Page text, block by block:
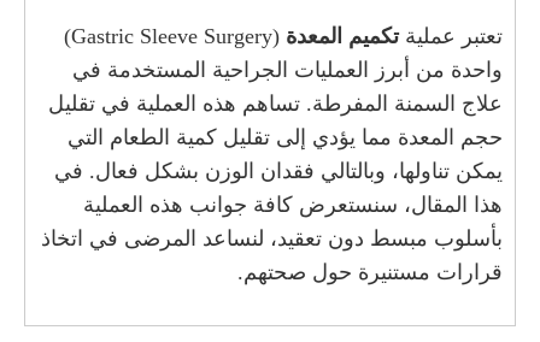
تعتبر عمليةتكميم المعدة
(Gastric Sleeve Surgery)
واحدة من أبرز العمليات الجراحية المستخدمة في
علاج السمنة المفرطة. تساهم هذه العملية في تقليل
حجم المعدة مما يؤدي إلى تقليل كمية الطعام التي
يمكن تناولها، وبالتالي فقدان الوزن بشكل فعال. في
هذا المقال، سنستعرض كافة جوانب هذه العملية
بأسلوب مبسط دون تعقيد، لنساعد المرضى في اتخاذ
قرارات مستنيرة حول صحتهم.